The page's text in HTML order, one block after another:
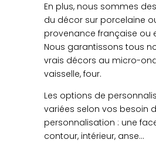
En plus, nous sommes
du décor sur porcelaine
provenance française ou
Nous garantissons tous
vrais décors au micro-
vaisselle, four.
Les options de
variées selon vos besoin
personnalisation : une
contour, intérieur, anse…